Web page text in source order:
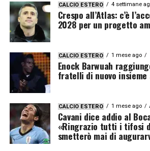
CALCIO ESTERO 4 settimane
Crespo all’Atlas: c’è
2028 per un progetto
CALCIO ESTERO 1 mese ago
Enock Barwuah
fratelli di nuovo insieme
CALCIO ESTERO 1 mese ago
Cavani dice addio al
«Ringrazio tutti i tifosi
smetterò mai di